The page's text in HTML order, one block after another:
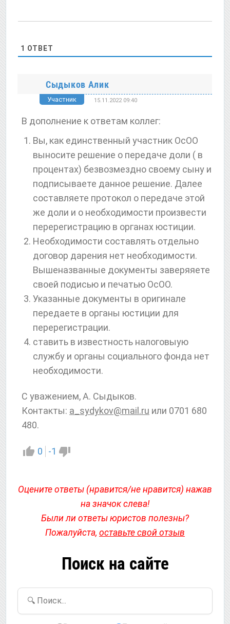
1 ОТВЕТ
Сыдыков Алик
Участник 15.11.2022 09:40
В дополнение к ответам коллег:
Вы, как единственный участник ОсОО
выносите решение о передаче доли ( в
процентах) безвозмездно своему сыну и
подписываете данное решение. Далее
составляете протокол о передаче этой
же доли и о необходимости произвести
перерегистрацию в органах юстиции.
Необходимости составлять отдельно
договор дарения нет необходимости.
Вышеназванные документы заверяяете
своей подисью и печатью ОсОО.
Указанные документы в оригинале
передаете в органы юстиции для
перерегистрации.
ставить в известность налоговыую
службу и органы социального фонда нет
необходимости.
С уважением, А. Сыдыков.
Контакты: a_sydykov@mail.ru или 0701 680
480.
0 -1
Оцените ответы (нравится/не нравится) нажав
на значок слева!
Были ли ответы юристов полезны?
Пожалуйста, оставьте свой отзыв
Поиск на сайте
🔍 Поиск...